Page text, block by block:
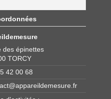
des épinettes
TORCY
42 00 68